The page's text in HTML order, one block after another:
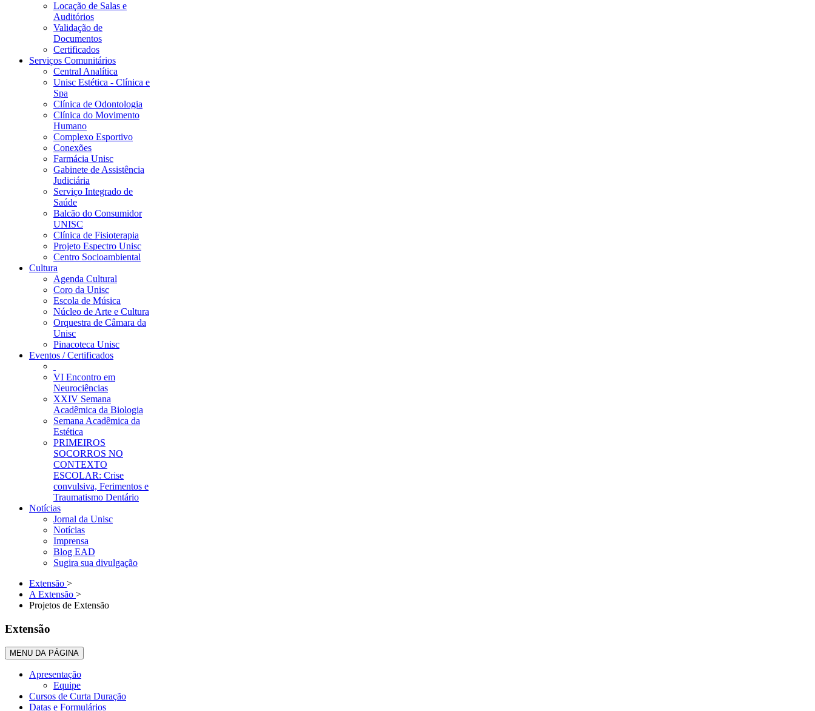
Locação de Salas e
Auditórios
Validação de
Documentos
Certificados
Serviços Comunitários
Central Analítica
Unisc Estética - Clínica e
Spa
Clínica de Odontologia
Clínica do Movimento
Humano
Complexo Esportivo
Conexões
Farmácia Unisc
Gabinete de Assistência
Judiciária
Serviço Integrado de
Saúde
Balcão do Consumidor
UNISC
Clínica de Fisioterapia
Projeto Espectro Unisc
Centro Socioambiental
Cultura
Agenda Cultural
Coro da Unisc
Escola de Música
Núcleo de Arte e Cultura
Orquestra de Câmara da
Unisc
Pinacoteca Unisc
Eventos / Certificados
VI Encontro em
Neurociências
XXIV Semana
Acadêmica da Biologia
Semana Acadêmica da
Estética
PRIMEIROS
SOCORROS NO
CONTEXTO
ESCOLAR: Crise
convulsiva, Ferimentos e
Traumatismo Dentário
Notícias
Jornal da Unisc
Notícias
Imprensa
Blog EAD
Sugira sua divulgação
Extensão >
A Extensão >
Projetos de Extensão
Extensão
MENU DA PÁGINA
Apresentação
Equipe
Cursos de Curta Duração
Datas e Formulários